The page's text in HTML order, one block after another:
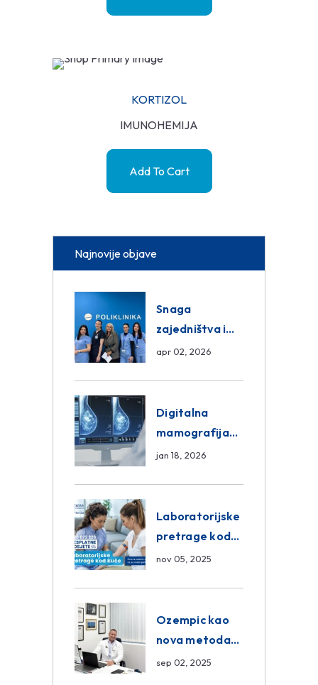
KORTIZOL
IMUNOHEMIJA
Add To Cart
Najnovije objave
Snaga
zajedništva i
razmjena
Group
apr 02, 2026
Digitalna
mamografija
Sarajevo –
Centar
Poliklinika
jan 18, 2026
Laboratorijske
pretrage kod
kuće – novo u
Poliklinici
nov 05, 2025
Ozempic kao
nova metoda
mršavljenja: da
sep 02, 2025